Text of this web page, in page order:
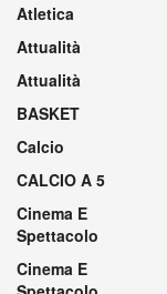
Atletica
Attualità
Attualità
BASKET
Calcio
CALCIO A 5
Cinema E
Spettacolo
Cinema E